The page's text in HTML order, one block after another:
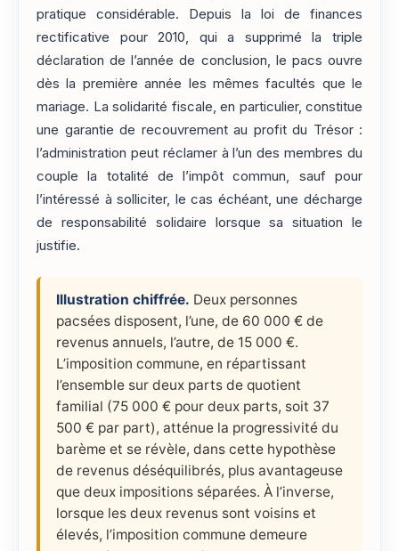
pratique considérable. Depuis la loi de finances
rectificative pour 2010, qui a supprimé la triple
déclaration de l’année de conclusion, le pacs ouvre
dès la première année les mêmes facultés que le
mariage. La solidarité fiscale, en particulier, constitue
une garantie de recouvrement au profit du Trésor :
l’administration peut réclamer à l’un des membres du
couple la totalité de l’impôt commun, sauf pour
l’intéressé à solliciter, le cas échéant, une décharge
de responsabilité solidaire lorsque sa situation le
justifie.
Illustration chiffrée. Deux personnes
pacsées disposent, l’une, de 60 000 € de
revenus annuels, l’autre, de 15 000 €.
L’imposition commune, en répartissant
l’ensemble sur deux parts de quotient
familial (75 000 € pour deux parts, soit 37
500 € par part), atténue la progressivité du
barème et se révèle, dans cette hypothèse
de revenus déséquilibrés, plus avantageuse
que deux impositions séparées. À l’inverse,
lorsque les deux revenus sont voisins et
élevés, l’imposition commune demeure